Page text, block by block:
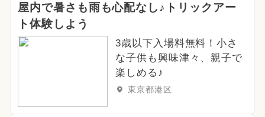
屋内で暑さも雨も心配なし♪トリックアー
ト体験しよう
3歳以下入場料無料！小さ
な子供も興味津々、親子で
楽しめる♪
東京都港区